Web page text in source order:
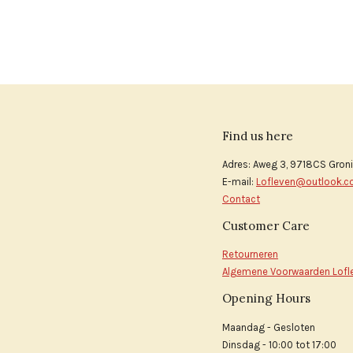
Find us here
Adres: Aweg 3, 9718CS
E-mail:
Contact
Customer Care
Retourneren
Algemene Voorwaarden
Opening Hours
Maandag - Gesloten
Dinsdag - 10:00 tot 17:00